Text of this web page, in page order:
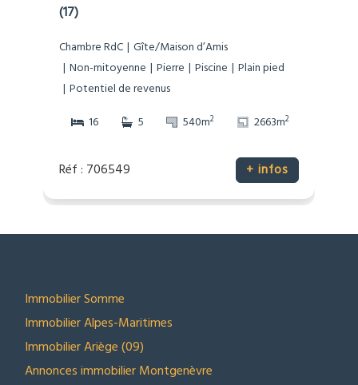
(17)
Chambre RdC Gîte/Maison d’Amis
Non-mitoyenne
Pierre Piscine
Plain pied
Potentiel de revenus
16
5 540m2 2663m2
Réf : 706549 + infos
Immobilier Somme
Immobilier Alpes-Maritimes
Immobilier Ariège (09)
Annonces immobilier Montgenèvre